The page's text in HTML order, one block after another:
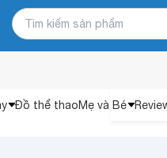
Đồ thể thaoMẹ và Bé